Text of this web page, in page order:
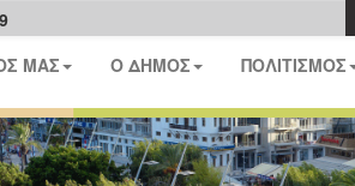
ΜΑΣ Ο ΔΗΜΟΣ ΠΟΛΙΤΙΣΜΟΣ